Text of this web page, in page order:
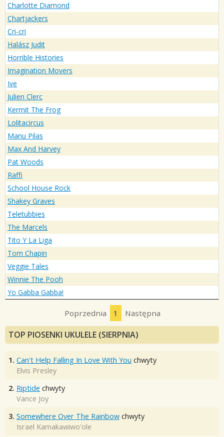
Charlotte Diamond
Chartjackers
Cri-cri
Halász Judit
Horrible Histories
Imagination Movers
Ive
Julien Clerc
Kermit The Frog
Lolitacircus
Manu Pilas
Max And Harvey
Pat Woods
Raffi
School House Rock
Shakey Graves
Teletubbies
The Marcels
Tito Y La Liga
Tom Chapin
Veggie Tales
Winnie The Pooh
Yo Gabba Gabba!
Poprzednia 1 Następna
TOP PIOSENKI UKULELE (SIERPNIA)
1. Can't Help Falling In Love With You chwyty
Elvis Presley
2. Riptide chwyty
Vance Joy
3. Somewhere Over The Rainbow chwyty
Israel Kamakawiwo'ole